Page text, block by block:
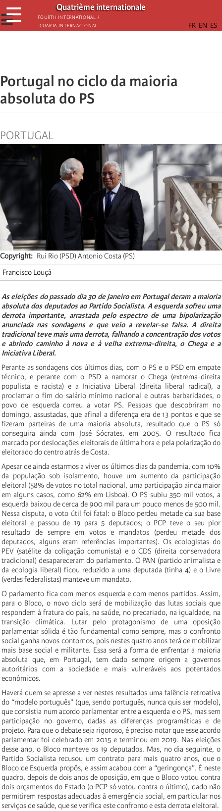
Passar
para
o
Quatrième internationale
Fourth International /
Cuarta Internacional
☰
☰
Portugal no ciclo da maioria
absoluta do PS
PORTUGAL
Copyright
Rui Rio (PSD) Antonio Costa (PS)
Francisco Louçã
As eleições do passado dia 30 de Janeiro em Portugal deram a maioria
absoluta dos deputados ao Partido Socialista. A esquerda sofreu uma
derrota importante, arrastada pelo espectro de uma bipolarização
anunciada nas sondagens e que veio a revelar-se falsa. A direita
tradicional teve mais uma derrota, falhando a concentração dos votos
e abrindo caminho à nova e à velha extrema-direita, o Chega e a
Iniciativa Liberal.
Perante as sondagens dos últimos dias, com o PS e o PSD em empate
técnico, e perante com o PSD a namorar o Chega (extrema-direita
populista e racista) e a Iniciativa Liberal (direita liberal radical), a
proclamar o fim do salário mínimo nacional e outras barbaridades, o
povo de esquerda correu a votar PS. Pessoas que descobriram no
domingo, assustadas, que afinal a diferença era de 13 pontos e que se
fizeram parteiras de uma maioria absoluta, resultado que o PS só
conseguira ainda com José Sócrates, em 2005. O resultado fica
marcado por deslocações eleitorais de última hora e pela polarização do
eleitorado do centro atrás de Costa.
Apesar de ainda estarmos a viver os últimos dias da pandemia, com 10%
da população sob isolamento, houve um aumento da participação
eleitoral (58% de votos no total nacional, uma participação ainda maior
em alguns casos, como 62% em Lisboa). O PS subiu 350 mil votos, a
esquerda baixou de cerca de 900 mil para um pouco menos de 500 mil.
Nessa disputa, o voto útil foi fatal: o Bloco perdeu metade da sua base
eleitoral e passou de 19 para 5 deputados; o PCP teve o seu pior
resultado de sempre em votos e mandatos (perdeu metade dos
deputados, alguns eram referências importantes). Os ecologistas do
PEV (satélite da coligação comunista) e o CDS (direita conservadora
tradicional) desapareceram do parlamento. O PAN (partido animalista e
da ecologia liberal) ficou reduzido a uma deputada (tinha 4) e o Livre
(verdes federalistas) manteve um mandato.
O parlamento fica com menos esquerda e com menos partidos. Assim,
para o Bloco, o novo ciclo será de mobilização das lutas sociais que
respondem à fratura do país, na saúde, no precariado, na igualdade, na
transição climática. Lutar pelo protagonismo de uma oposição
parlamentar sólida é tão fundamental como sempre, mas o confronto
social ganha novos contornos, pois nestes quatro anos terá de mobilizar
mais base social e militante. Essa será a forma de enfrentar a maioria
absoluta que, em Portugal, tem dado sempre origem a governos
autoritários com a sociedade e mais vulneráveis aos potentados
económicos.
Haverá quem se apresse a ver nestes resultados uma falência retroativa
do “modelo português” (que, sendo português, nunca quis ser modelo),
que consistia num acordo parlamentar entre a esquerda e o PS, mas sem
participação no governo, dadas as diferenças programáticas e de
projeto. Para que o debate seja rigoroso, é preciso notar que esse acordo
parlamentar foi celebrado em 2015 e terminou em 2019. Nas eleições
desse ano, o Bloco manteve os 19 deputados. Mas, no dia seguinte, o
Partido Socialista recusou um contrato para mais quatro anos, que o
Bloco de Esquerda propôs, e assim acabou com a “geringonça”. É neste
quadro, depois de dois anos de oposição, em que o Bloco votou contra
dois orçamentos do Estado (o PCP só votou contra o último), dado não
permitirem respostas adequadas à emergência social, em particular nos
serviços de saúde, que se verifica este confronto e esta derrota eleitoral.